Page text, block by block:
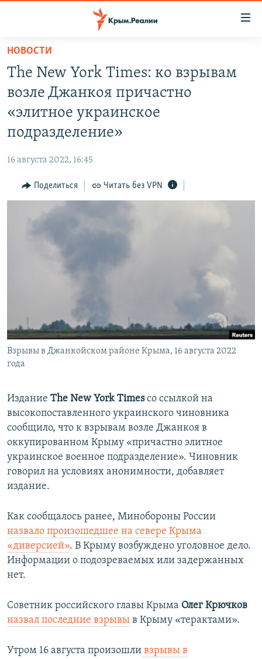
Вернуться
основному
содержанию
главной
Вернутся
поиску
НОВОСТИ
ИНТЕРАКТИВ
ИНФОГРАФИКА
СОВЕТЫ ПРАВОЗАЩИТНИКОВ
ПОБЕДИТЕЛЕЙ НЕ СУДЯТ?
УКРАИНСКАЯ ПРОБЛЕМА КРЫМА
РАДІО СВОБОДА
КАК ОБОЙТИ БЛОКИРОВКУ
Українською
Qırımtatar
ПРИСОЕДИНЯЙТЕСЬ!
Все сайты RFE/RL
НОВОСТИ
The New York Times: ко взрывам
возле Джанкоя причастно
«элитное украинское
подразделение»
16 августа 2022, 16:45
Поделиться Читать без VPN
Взрывы в Джанкойском районе Крыма, 16 августа 2022
года
Издание The New York Timesсо ссылкой на
высокопоставленного украинского чиновника
сообщило, что к взрывам возле Джанкоя в
оккупированном Крыму «причастно элитное
украинское военное подразделение». Чиновник
говорил на условиях анонимности, добавляет
издание.
Как сообщалось ранее, Минобороны России
назвало произошедшее на севере Крыма
«диверсией». В Крыму возбуждено уголовное дело.
Информации о подозреваемых или задержанных
нет.
Советник российского главы Крыма Олег Крючков
назвал последние взрывы в Крыму «терактами».
Утром 16 августа произошли взрывы в